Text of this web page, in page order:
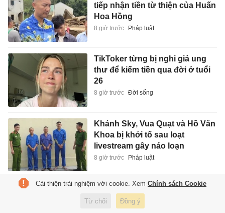
tiếp nhận tiền từ thiện của Huấn
Hoa Hồng
8 giờ trước Pháp luật
TikToker từng bị nghi giả ung
thư để kiếm tiền qua đời ở tuổi
26
8 giờ trước Đời sống
Khánh Sky, Vua Quạt và Hồ Văn
Khoa bị khởi tố sau loạt
livestream gây náo loạn
8 giờ trước Pháp luật
Rapper MCK dừng diễn đêm
nhạc ở TP.HCM
Cải thiện trải nghiệm với cookie. Xem Chính sách Cookie
Từ chối Đồng ý